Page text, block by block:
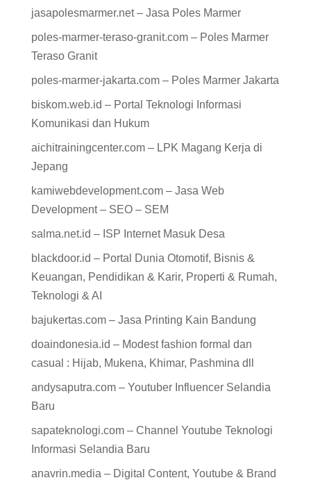
jasapolesmarmer.net – Jasa Poles Marmer
poles-marmer-teraso-granit.com – Poles Marmer
Teraso Granit
poles-marmer-jakarta.com – Poles Marmer Jakarta
biskom.web.id – Portal Teknologi Informasi
Komunikasi dan Hukum
aichitrainingcenter.com – LPK Magang Kerja di
Jepang
kamiwebdevelopment.com – Jasa Web
Development – SEO – SEM
salma.net.id – ISP Internet Masuk Desa
blackdoor.id – Portal Dunia Otomotif, Bisnis &
Keuangan, Pendidikan & Karir, Properti & Rumah,
Teknologi & AI
bajukertas.com – Jasa Printing Kain Bandung
doaindonesia.id – Modest fashion formal dan
casual : Hijab, Mukena, Khimar, Pashmina dll
andysaputra.com – Youtuber Influencer Selandia
Baru
sapateknologi.com – Channel Youtube Teknologi
Informasi Selandia Baru
anavrin.media – Digital Content, Youtube & Brand